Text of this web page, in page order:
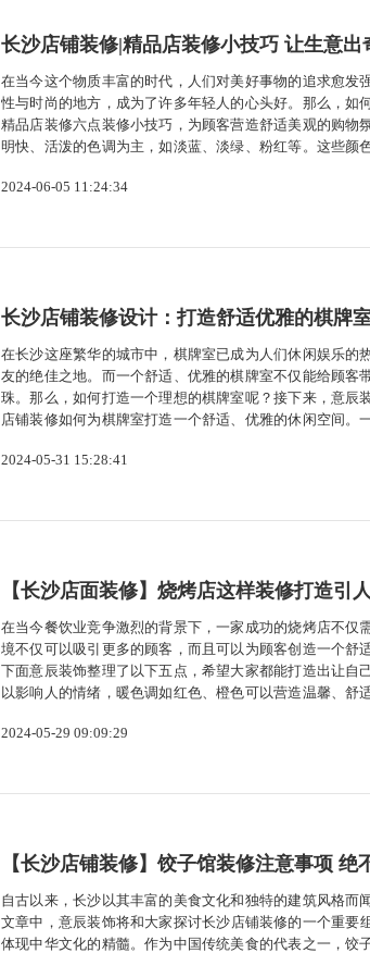
长沙店铺装修|精品店装修小技巧 让生意出
在当今这个物质丰富的时代，人们对美好事物的追求愈
性与时尚的地方，成为了许多年轻人的心头好。那么，
精品店装修六点装修小技巧，为顾客营造舒适美观的购
明快、活泼的色调为主，如淡蓝、淡绿、粉红等。这些
布局是装修的关键，合理的布局能让顾客在店...
2024-06-05 11:24:34
长沙店铺装修设计：打造舒适优雅的棋牌室
在长沙这座繁华的城市中，棋牌室已成为人们休闲娱乐的
友的绝佳之地。而一个舒适、优雅的棋牌室不仅能给顾客
珠。那么，如何打造一个理想的棋牌室呢？接下来，意
店铺装修如何为棋牌室打造一个舒适、优雅的休闲空间
此外，应设置一定的私密空间，供顾客在紧张...
2024-05-31 15:28:41
【长沙店面装修】烧烤店这样装修打造引
在当今餐饮业竞争激烈的背景下，一家成功的烧烤店不
境不仅可以吸引更多的顾客，而且可以为顾客创造一个舒
下面意辰装饰整理了以下五点，希望大家都能打造出让自
以影响人的情绪，暖色调如红色、橙色可以营造温馨、
烤店的装修中，可以选择一些暖色调为主，同时搭配一
氛围的关键因素之一。合适的灯光设计可以营...
2024-05-29 09:09:29
【长沙店铺装修】饺子馆装修注意事项 绝
自古以来，长沙以其丰富的美食文化和独特的建筑风格
文章中，意辰装饰将和大家探讨长沙店铺装修的一个重
体现中华文化的精髓。作为中国传统美食的代表之一，